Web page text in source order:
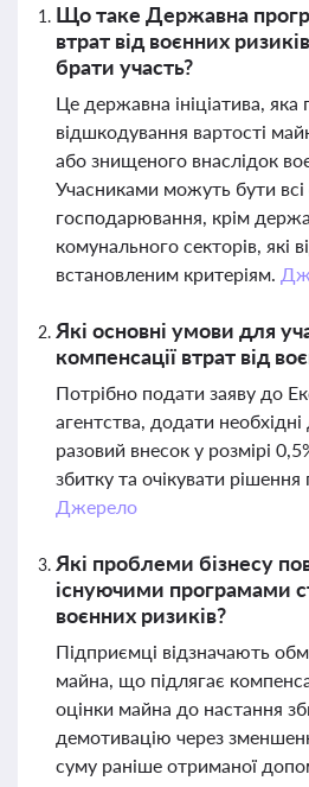
Що таке Державна
втрат від воєнних
брати участь?
Це державна ініціатива, яка
відшкодування вартості
або знищеного внаслідок
Учасниками можуть бути всі
господарювання, крім
комунального секторів, які
встановленим критеріям.
Які основні умови для
компенсації втрат від
Потрібно подати заяву до
агентства, додати
разовий внесок у розмірі
збитку та очікувати
Джерело
Які проблеми бізнесу
існуючими програмами
воєнних ризиків?
Підприємці відзначають
майна, що підлягає
оцінки майна до настання
демотивацію через
суму раніше отриманої